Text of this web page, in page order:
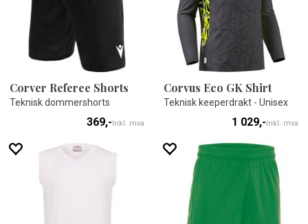
Corver Referee Shorts
Teknisk dommershorts
369,-Inkl. mva
Corvus Eco GK Shirt
Teknisk keeperdrakt - Unisex
1 029,-Inkl. mva